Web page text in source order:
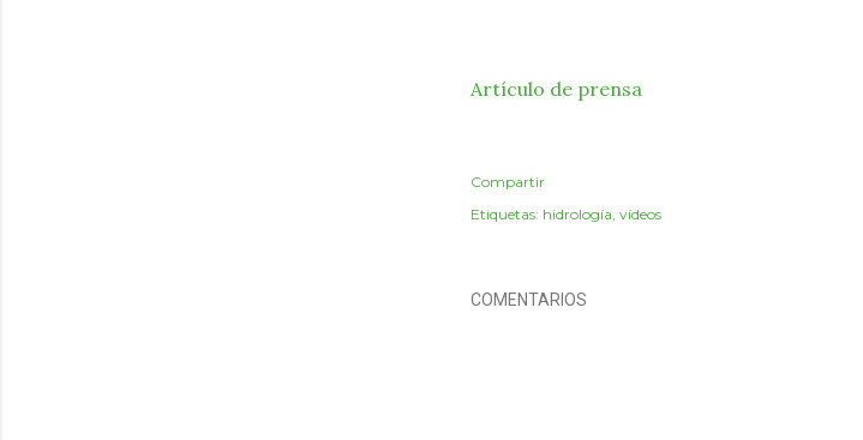
Artículo de prensa
Compartir
Etiquetas: hidrología vídeos
COMENTARIOS